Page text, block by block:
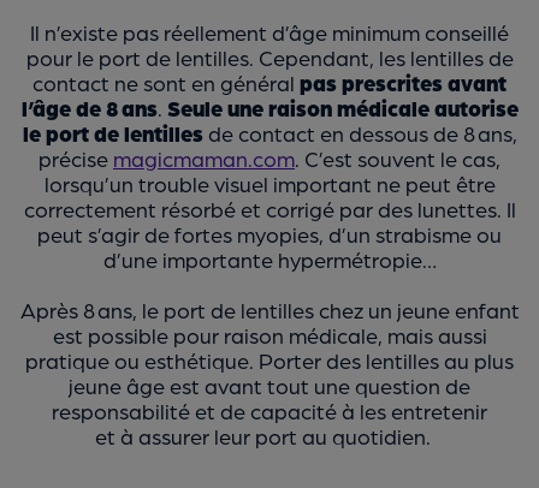
Il n’existe pas réellement d’âge minimum conseillé
pour le port de lentilles. Cependant, les lentilles de
contact ne sont en général pas prescrites avant
l’âge de 8 ans. Seule une raison médicale autorise
le port de lentillesde contact en dessous de 8 ans,
précise magicmaman.com . C’est souvent le cas,
lorsqu’un trouble visuel important ne peut être
correctement résorbé et corrigé par des lunettes. Il
peut s’agir de fortes myopies, d’un strabisme ou
d’une importante hypermétropie…
Après 8 ans, le port de lentilles chez un jeune enfant
est possible pour raison médicale, mais aussi
pratique ou esthétique. Porter des lentilles au plus
jeune âge est avant tout une question de
responsabilité et de capacité à les entretenir
et à assurer leur port au quotidien.